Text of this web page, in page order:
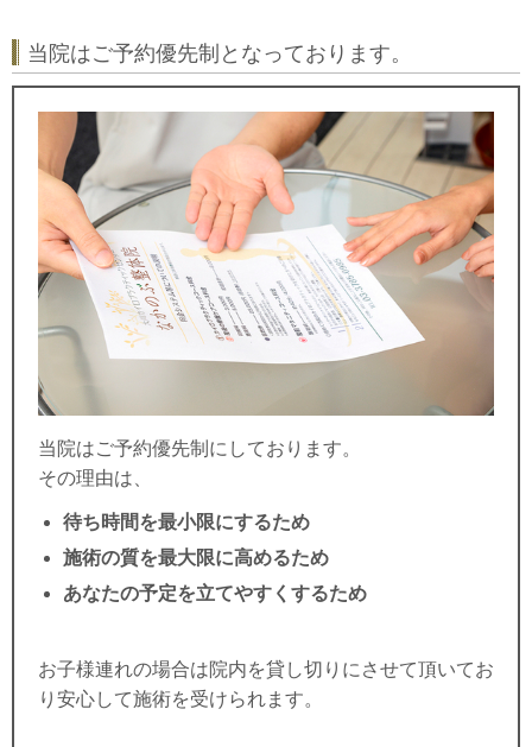
当院はご予約優先制となっております。
当院はご予約優先制にしております。
その理由は、
待ち時間を最小限にするため
施術の質を最大限に高めるため
あなたの予定を立てやすくするため
お子様連れの場合は院内を貸し切りにさせて頂いてお
り安心して施術を受けられます。